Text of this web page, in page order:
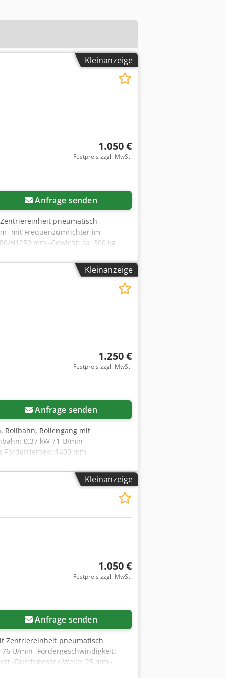
Kleinanzeige
1.050 €
Festpreis zzgl. MwSt.
Anfrage senden
pneumatisch
-mit Frequenzumrichter im
H1250 mm -Gewicht: ca. 300 kg
Kleinanzeige
1.250 €
Festpreis zzgl. MwSt.
Anfrage senden
Rollbahn, Rollengang mit
0,37 kW 71 U/min -
Förderriemen: 1400 mm -
Kleinanzeige
1.050 €
Festpreis zzgl. MwSt.
Anfrage senden
Zentriereinheit pneumatisch
U/min -Fördergeschwindigkeit:
-Durchmesser-Welle: 25 mm -